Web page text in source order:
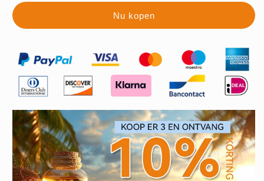
Nu kopen